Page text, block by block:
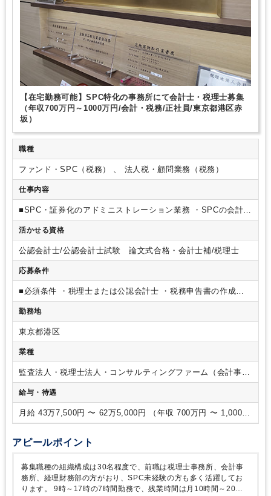
【在宅勤務可能】SPC特化の事務所にて会計士・税理士募集
（年収700万円～1000万円/会計・税務/正社員/東京都港区赤
坂）
職種
ファンド・SPC（税務） 、 法人税・顧問業務（税務）
仕事内容
■SPC・証券化のアドミニストレーション業務 ・SPCの会計事
務（各種決算に係る会計帳簿・計算書等の作成）・SPCの税務
事務（法人税・地方税・消費税申告書等の作成）
事法務事務（匿名組合契約書等の作成）・SPCの会計税務意見
書の作成・SPCの会計監査業務・SPCの設立当に係る諸事
務・台帳作成・キャッシュマネジメント、案件の条件交渉など
活かせる資格
公認会計士/公認会計士試験 論文式合格・会計士補/税理士
応募条件
■必須条件 ・税理士または公認会計士 ・税務申告書の作成経
験
勤務地
東京都港区
業種
監査法人・税理士法人・コンサルティングファーム（会計事務
所）
給与・待遇
月給 43万7,500円 〜 62万5,000円 （年収 700万円 〜 1,000万
円）
アピールポイント
募集職種の組織構成は30名程度で、前職は税理士事務所、会計事
務所、経理財務部の方がおり、SPC未経験の方も多く活躍してお
ります。
9時～17時の7時間勤務で、残業時間は月10時間～20時